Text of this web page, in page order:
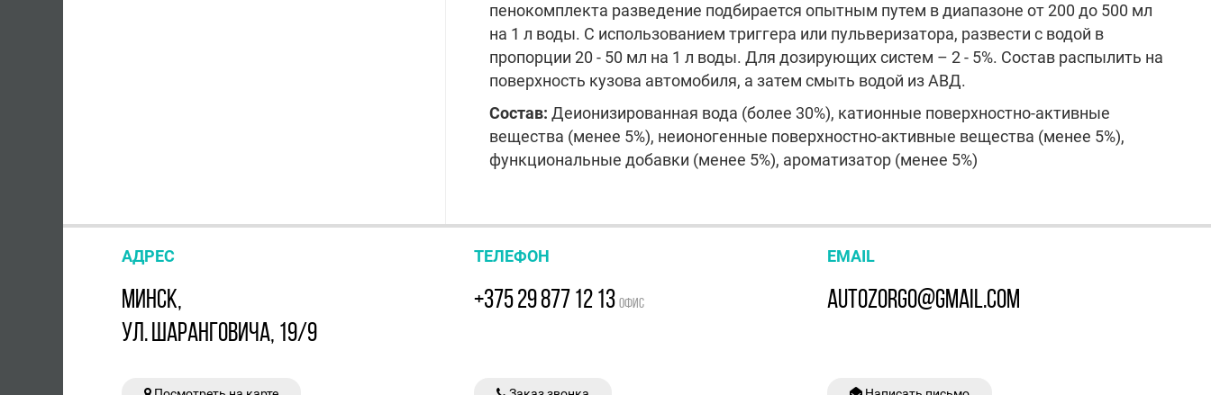
пенокомплекта разведение подбирается опытным путем в диапазоне от 200 до 500 мл
на 1 л воды. С использованием триггера или пульверизатора, развести с водой в
пропорции 20 - 50 мл на 1 л воды. Для дозирующих систем – 2 - 5%. Состав распылить на
поверхность кузова автомобиля, а затем смыть водой из АВД.
Состав: Деионизированная вода (более 30%), катионные поверхностно-активные
вещества (менее 5%), неионогенные поверхностно-активные вещества (менее 5%),
функциональные добавки (менее 5%), ароматизатор (менее 5%)
АДРЕС
МИНСК,
УЛ. ШАРАНГОВИЧА, 19/9
ТЕЛЕФОН
+375 29 877 12 13ОФИС
EMAIL
AUTOZORGO@GMAIL.COM